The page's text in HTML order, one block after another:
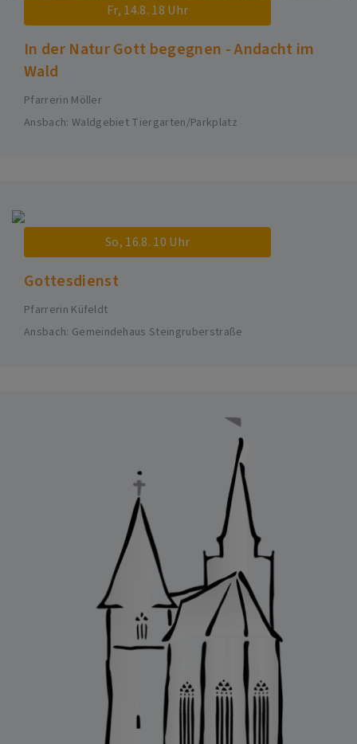
Fr, 14.8. 18 Uhr
In der Natur Gott begegnen - Andacht im
Wald
Pfarrerin Möller
Ansbach Waldgebiet Tiergarten/Parkplatz
So, 16.8. 10 Uhr
Gottesdienst
Pfarrerin Küfeldt
Ansbach Gemeindehaus Steingruberstraße